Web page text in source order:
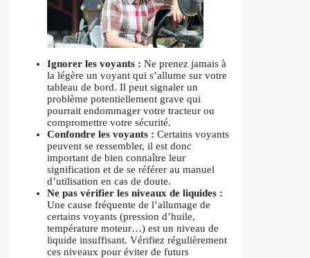
Ignorer les voyants : Ne prenez jamais à
la légère un voyant qui s’allume sur votre
tableau de bord. Il peut signaler un
problème potentiellement grave qui
pourrait endommager votre tracteur ou
compromettre votre sécurité.
Confondre les voyants : Certains voyants
peuvent se ressembler, il est donc
important de bien connaître leur
signification et de se référer au manuel
d’utilisation en cas de doute.
Ne pas vérifier les niveaux de liquides :
Une cause fréquente de l’allumage de
certains voyants (pression d’huile,
température moteur…) est un niveau de
liquide insuffisant. Vérifiez régulièrement
ces niveaux pour éviter de futurs